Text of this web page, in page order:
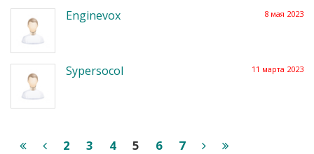
8 мая 2023
Enginevox
11 марта 2023
Sypersocol
2 3 4 5 6 7